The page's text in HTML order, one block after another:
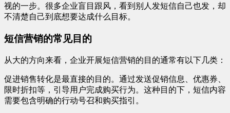
视的一步。很多企业盲目跟风，看到别人发短信自己也发，却
不清楚自己到底想要达成什么目标。
短信营销的常见目的
从大的方向来看，企业开展短信营销的目的通常有以下几类：
促进销售转化是最直接的目的。通过发送促销信息、优惠券、
限时折扣等，引导用户完成购买行为。这种目的下，短信内容
需要包含明确的行动号召和购买指引。